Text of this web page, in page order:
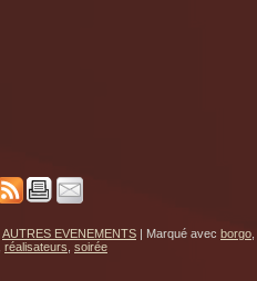
AUTRES EVENEMENTS | Marqué avec borgo
réalisateurs soirée